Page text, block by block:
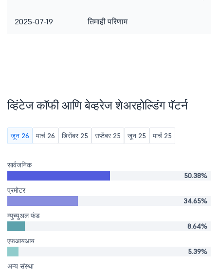
2025-07-19 तिमाही परिणाम
व्हिंटेज कॉफी आणि बेव्हरेज शेअरहोल्डिंग पॅटर्न
जून 26 मार्च 26 डिसेंबर 25 सप्टेंबर 25 जून 25 मार्च 25
सार्वजनिक
50.38%
प्रमोटर
34.65%
म्युच्युअल फंड
8.64%
एफआयआय
5.39%
अन्य संस्था